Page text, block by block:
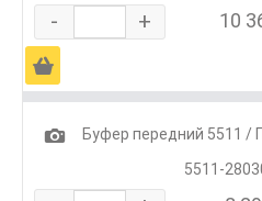
- + 10
Ä
1
Буфер передний 5511 /
5511-